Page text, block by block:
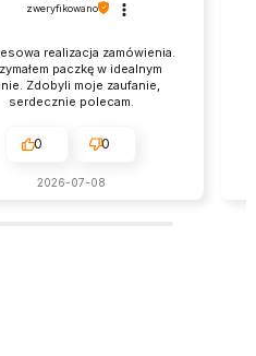
zweryfikowano
realizacja zamówienia.
paczkę w idealnym
Zdobyli moje zaufanie,
serdecznie polecam.
0 0
2026-07-08